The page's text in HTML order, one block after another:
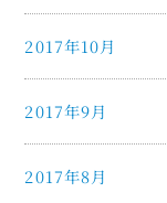
2017年10月
2017年9月
2017年8月